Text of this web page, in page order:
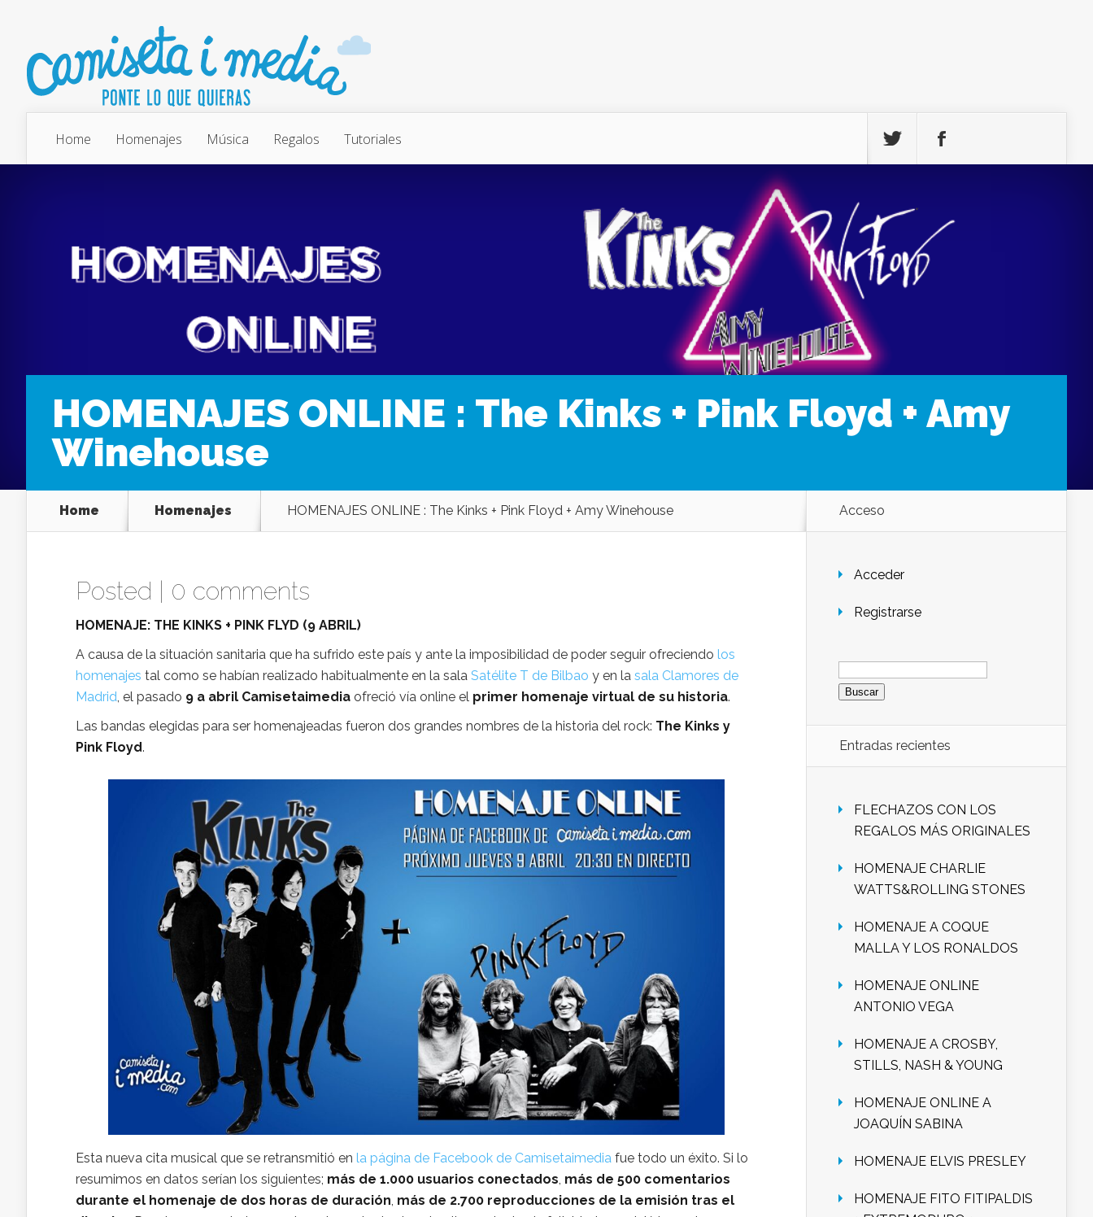
Home Homenajes Música Regalos Tutoriales
HOMENAJES ONLINE : The Kinks + Pink Floyd + Amy
Winehouse
Home Homenajes HOMENAJES ONLINE : The Kinks + Pink Floyd + Amy Winehouse
Posted | 0 comments
HOMENAJE: THE KINKS + PINK FLYD (9 ABRIL)
A causa de la situación sanitaria que ha sufrido este país y ante la imposibilidad de poder seguir ofreciendo los
homenajes tal como se habían realizado habitualmente en la sala Satélite T de Bilbao y en la sala Clamores de
Madrid, el pasado 9 a abril Camisetaimedia ofreció vía online el primer homenaje virtual de su historia.
Las bandas elegidas para ser homenajeadas fueron dos grandes nombres de la historia del rock: The Kinks y
Pink Floyd.
Esta nueva cita musical que se retransmitió en la página de Facebook de Camisetaimedia fue todo un éxito. Si lo
resumimos en datos serían los siguientes; más de 1.000 usuarios conectados más de 500 comentarios
durante el homenaje de dos horas de duración más de 2.700 reproducciones de la emisión tras el
Acceso
Acceder
Registrarse
Buscar:
Entradas recientes
FLECHAZOS CON LOS
REGALOS MÁS ORIGINALES
HOMENAJE CHARLIE
WATTS&ROLLING STONES
HOMENAJE A COQUE
MALLA Y LOS RONALDOS
HOMENAJE ONLINE
ANTONIO VEGA
HOMENAJE A CROSBY,
STILLS, NASH & YOUNG
HOMENAJE ONLINE A
JOAQUÍN SABINA
HOMENAJE ELVIS PRESLEY
HOMENAJE FITO FITIPALDIS